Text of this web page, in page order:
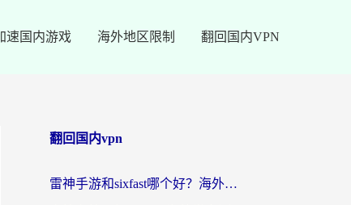
速国内游戏 海外地区限制 翻回国内VPN
翻回国内vpn
雷神手游和sixfast哪个好？海外党亲测3款回国加速器，教你选对不踩坑